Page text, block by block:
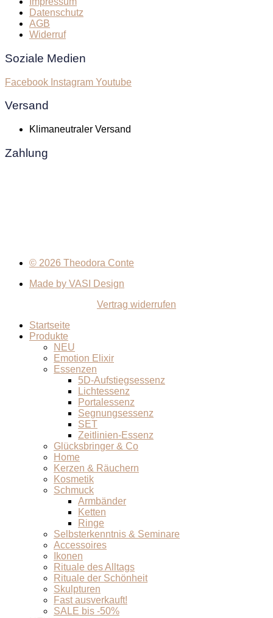
Datenschutz
AGB
Widerruf
Soziale Medien
Facebook Instagram Youtube
Versand
Klimaneutraler Versand
Zahlung
© 2026 Theodora Conte
Made by VASI Design
Vertrag widerrufen
Startseite
Produkte
NEU
Emotion Elixir
Essenzen
5D-Aufstiegsessenz
Lichtessenz
Portalessenz
Segnungsessenz
SET
Zeitlinien-Essenz
Glücksbringer & Co
Home
Kerzen & Räuchern
Kosmetik
Schmuck
Armbänder
Ketten
Ringe
Selbsterkenntnis & Seminare
Accessoires
Ikonen
Rituale des Alltags
Rituale der Schönheit
Skulpturen
Fast ausverkauft!
SALE bis -50%